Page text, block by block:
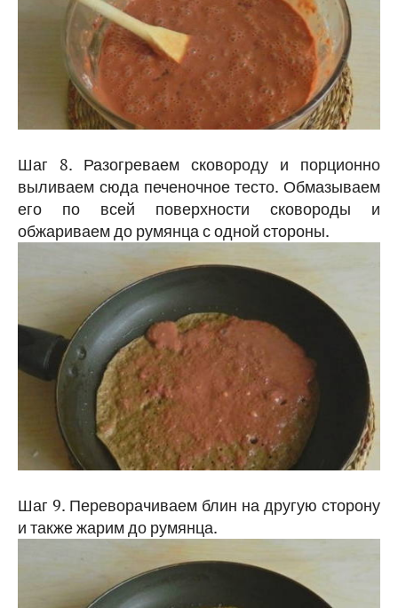
Шаг 8. Разогреваем сковороду и порционно
выливаем сюда печеночное тесто. Обмазываем
его по всей поверхности сковороды и
обжариваем до румянца с одной стороны.
Шаг 9. Переворачиваем блин на другую сторону
и также жарим до румянца.